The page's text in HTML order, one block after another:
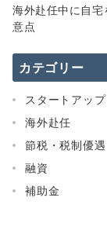
海外赴任中に自
意点
カテゴリー
スタートアッ
海外赴任
節税・税制優遇
融資
補助金